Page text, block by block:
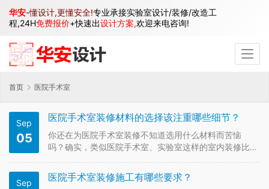
首页 医院手术室
Sep
05
医院手术室装修材料的选择该注重哪些细节？
你还在为医院手术室装修不知道选用什么材料而苦恼
吗？确实，类似医院手术室、实验室这样的室内装修比
室内装修的选材上要慎之又慎。那么在医院手术室的装
修材料的选择上注重哪些细节呢？ 1、 医院手术室装饰
Sep 医院手术室装修施工有哪些要求？
华安-懂设计,更懂安全!专业承接实验室设计/装修/改造工
程,24H免费报价+快速出设计方案,欢迎来电咨询!